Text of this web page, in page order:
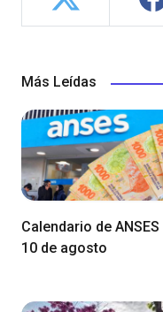
Más Leídas
Calendario de ANSES
10 de agosto